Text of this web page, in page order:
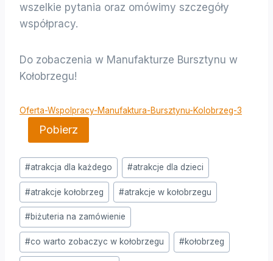
wszelkie pytania oraz omówimy szczegóły
współpracy.
Do zobaczenia w Manufakturze Bursztynu w
Kołobrzegu!
Oferta-Wspolpracy-Manufaktura-Bursztynu-Kolobrzeg-3
Pobierz
Tagi
wpisu:
#atrakcja dla każdego #atrakcje dla dzieci
#atrakcje kołobrzeg #atrakcje w kołobrzegu
#biżuteria na zamówienie
#co warto zobaczyc w kołobrzegu #kołobrzeg